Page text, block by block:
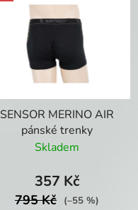
SENSOR MERINO AIR
pánské trenky
Skladem
357 Kč
795 Kč (–55 %)